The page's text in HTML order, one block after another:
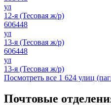
ул
12-я (Тесовая ж/р)
606448
ул
13-я (Тесовая ж/р)
606448
ул
13-я (Тесовая ж/р)
Посмотреть все 1 624 улиц
Почтовые